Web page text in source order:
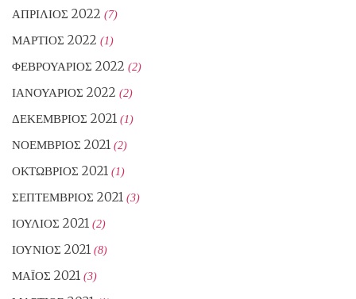
ΑΠΡΊΛΙΟΣ 2022 (7)
ΜΆΡΤΙΟΣ 2022 (1)
ΦΕΒΡΟΥΆΡΙΟΣ 2022 (2)
ΙΑΝΟΥΆΡΙΟΣ 2022 (2)
ΔΕΚΈΜΒΡΙΟΣ 2021 (1)
ΝΟΈΜΒΡΙΟΣ 2021 (2)
ΟΚΤΏΒΡΙΟΣ 2021 (1)
ΣΕΠΤΈΜΒΡΙΟΣ 2021 (3)
ΙΟΎΛΙΟΣ 2021 (2)
ΙΟΎΝΙΟΣ 2021 (8)
ΜΆΙΟΣ 2021 (3)